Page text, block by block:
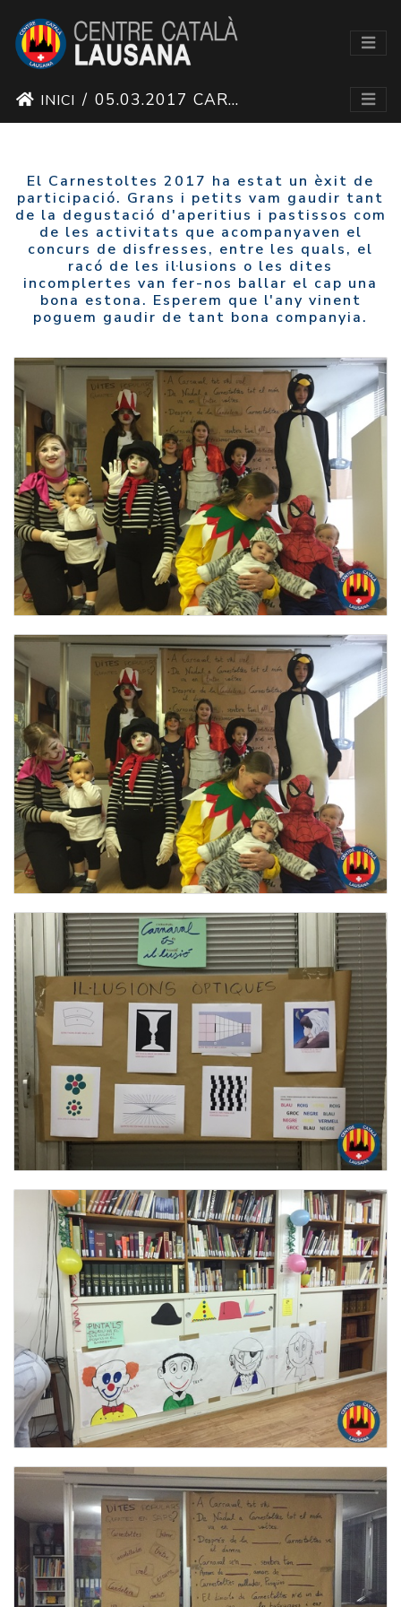
INICI 05.03.2017 CARNESTOLTES 2017
El Carnestoltes 2017 ha estat un èxit de
participació. Grans i petits vam gaudir tant
de la degustació d'aperitius i pastissos com
de les activitats que acompanyaven el
concurs de disfresses, entre les quals, el
racó de les il·lusions o les dites
incomplertes van fer-nos ballar el cap una
bona estona. Esperem que l'any vinent
poguem gaudir de tant bona companyia.